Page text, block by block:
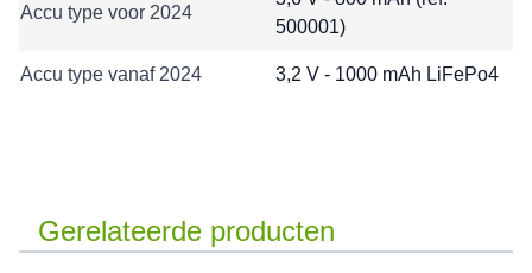
Accu type voor 2024
500001)
Accu type vanaf 2024 3,2 V - 1000 mAh LiFePo4
Gerelateerde producten